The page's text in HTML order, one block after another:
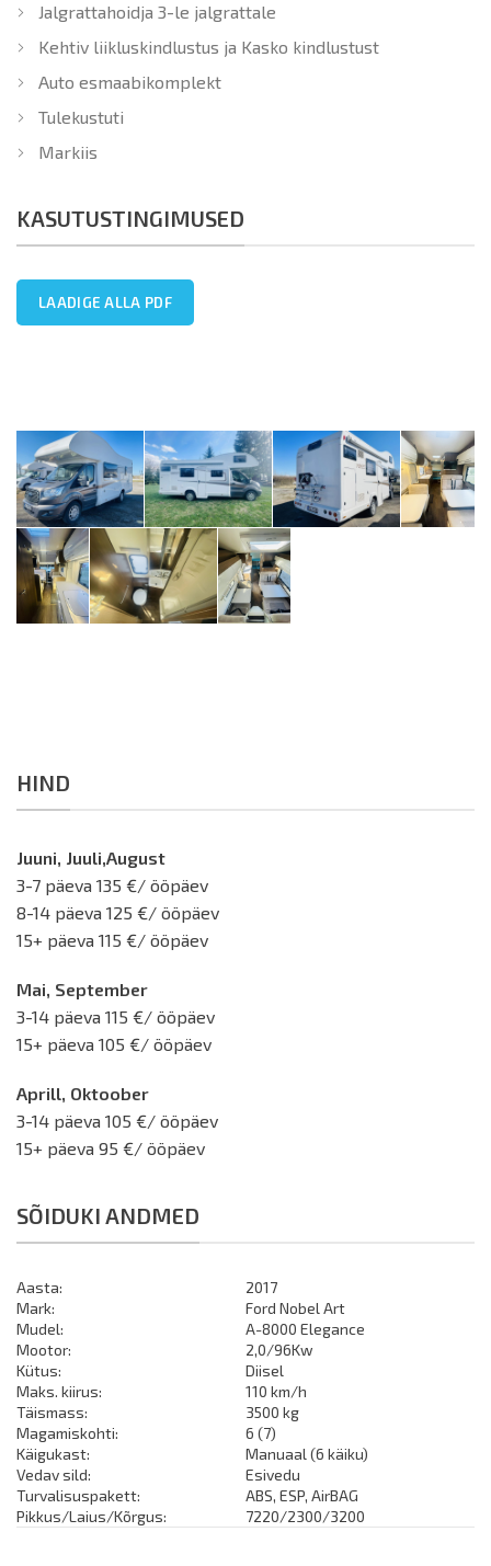
Jalgrattahoidja 3-le jalgrattale
Kehtiv liikluskindlustus ja Kasko kindlustust
Auto esmaabikomplekt
Tulekustuti
Markiis
KASUTUSTINGIMUSED
LAADIGE ALLA PDF
HIND
Juuni, Juuli,August
3-7 päeva 135 €/ ööpäev
8-14 päeva 125 €/ ööpäev
15+ päeva 115 €/ ööpäev
Mai, September
3-14 päeva 115 €/ ööpäev
15+ päeva 105 €/ ööpäev
Aprill, Oktoober
3-14 päeva 105 €/ ööpäev
15+ päeva 95 €/ ööpäev
SÕIDUKI ANDMED
Aasta:
Mark:
Mudel:
Mootor:
Kütus:
Maks. kiirus:
Täismass:
Magamiskohti:
Käigukast:
Vedav sild:
Turvalisuspakett:
Pikkus/Laius/Kõrgus:
2017
Ford Nobel Art
A-8000 Elegance
2,0/96Kw
Diisel
110 km/h
3500 kg
6 (7)
Manuaal (6 käiku)
Esivedu
ABS, ESP, AirBAG
7220/2300/3200